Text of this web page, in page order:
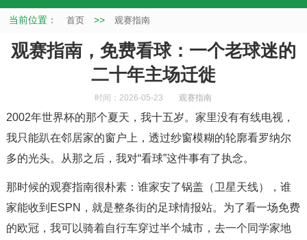
当前位置： 首页 >> 观赛指南
观赛指南，免费看球：一个老球迷的
二十年主场迁徙
时间：2026-05-23 观赛指南
2002年世界杯的那个夏天，我十五岁。家里没有有线电视，
我只能趴在邻居家的窗户上，透过纱窗模糊的轮廓看罗纳尔
多的光头。从那之后，我对“看球”这件事有了执念。
那时候的观赛指南很朴素：谁家安了锅盖（卫星天线），谁
家能收到ESPN，就是整条街的足球情报站。为了看一场免费
的欧冠，我可以骑着自行车穿过半个城市，去一个同学家地